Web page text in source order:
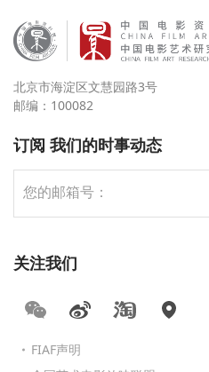
北京市海淀区文慧园路3号
邮编：100082
订阅 我们的时事动态
关注我们
FIAF声明